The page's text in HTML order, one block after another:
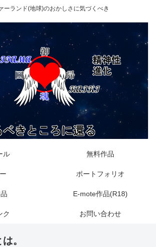
ーランド(地球)のおかしさに気づくべき
ル 無料作品
ポートフォリオ
E-mote作品(R18)
ク お問い合わせ
。